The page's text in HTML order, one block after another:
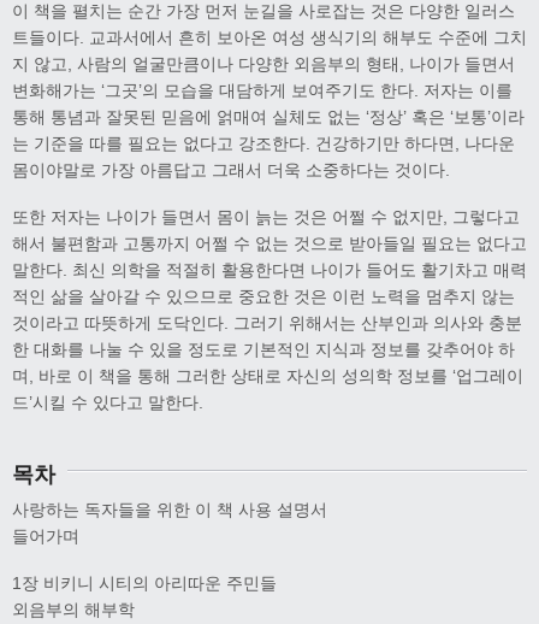
이 책을 펼치는 순간 가장 먼저 눈길을 사로잡는 것은 다양한 일러스
트들이다. 교과서에서 흔히 보아온 여성 생식기의 해부도 수준에 그치
지 않고, 사람의 얼굴만큼이나 다양한 외음부의 형태, 나이가 들면서
변화해가는 ‘그곳’의 모습을 대담하게 보여주기도 한다. 저자는 이를
통해 통념과 잘못된 믿음에 얽매여 실체도 없는 ‘정상’ 혹은 ‘보통’이라
는 기준을 따를 필요는 없다고 강조한다. 건강하기만 하다면, 나다운
몸이야말로 가장 아름답고 그래서 더욱 소중하다는 것이다.
또한 저자는 나이가 들면서 몸이 늙는 것은 어쩔 수 없지만, 그렇다고
해서 불편함과 고통까지 어쩔 수 없는 것으로 받아들일 필요는 없다고
말한다. 최신 의학을 적절히 활용한다면 나이가 들어도 활기차고 매력
적인 삶을 살아갈 수 있으므로 중요한 것은 이런 노력을 멈추지 않는
것이라고 따뜻하게 도닥인다. 그러기 위해서는 산부인과 의사와 충분
한 대화를 나눌 수 있을 정도로 기본적인 지식과 정보를 갖추어야 하
며, 바로 이 책을 통해 그러한 상태로 자신의 성의학 정보를 ‘업그레이
드’시킬 수 있다고 말한다.
목차
사랑하는 독자들을 위한 이 책 사용 설명서
들어가며
1장 비키니 시티의 아리따운 주민들
외음부의 해부학